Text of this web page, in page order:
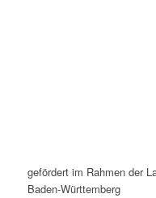
gefördert im Rahmen der
Baden-Württemberg